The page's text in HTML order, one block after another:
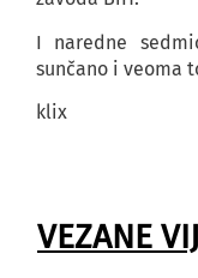
I naredne
sunčano i veoma
klix
VEZANE